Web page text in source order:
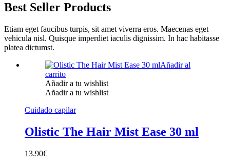
Best Seller Products
Etiam eget faucibus turpis, sit amet viverra eros. Maecenas eget
vehicula nisl. Quisque imperdiet iaculis dignissim. In hac habitasse
platea dictumst.
Añadir al
carrito
Añadir a tu wishlist
Añadir a tu wishlist
Cuidado capilar
Olistic The Hair Mist Ease 30 ml
13.90€